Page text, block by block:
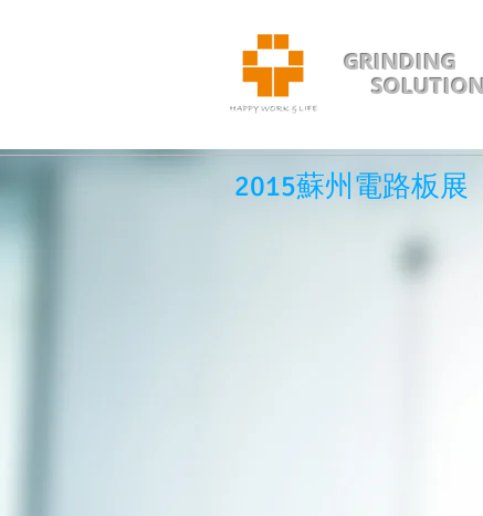
2015蘇州電路板展
GRINDING